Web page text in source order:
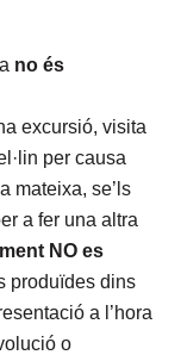
no és
excursió, visita
per causa
mateixa, se’ls
a fer una altra
NO es
produïdes dins
a l’hora
o